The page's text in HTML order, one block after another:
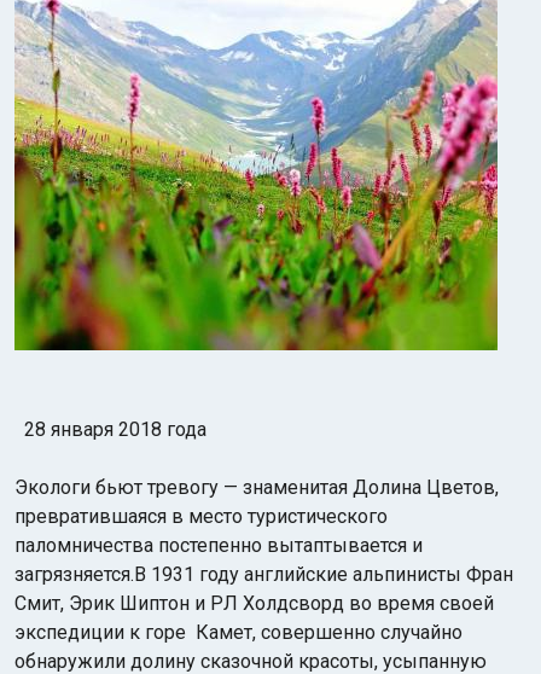
Индийский океан
28 января 2018 года
Экологи бьют тревогу — знаменитая Долина Цветов,
превратившаяся в место туристического
паломничества постепенно вытаптывается и
загрязняется.В 1931 году английские альпинисты Фран
Смит, Эрик Шиптон и РЛ Холдсворд во время своей
экспедиции к горе Камет, совершенно случайно
обнаружили долину сказочной красоты, усыпанную